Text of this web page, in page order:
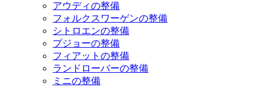
アウディの整備
フォルクスワーゲンの整備
シトロエンの整備
プジョーの整備
フィアットの整備
ランドローバーの整備
ミニの整備